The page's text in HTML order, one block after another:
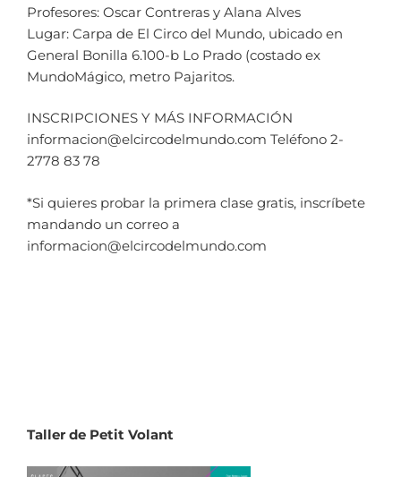
Profesores: Oscar Contreras y Alana Alves
Lugar: Carpa de El Circo del Mundo, ubicado en
General Bonilla 6.100-b Lo Prado (costado ex
MundoMágico, metro Pajaritos.
INSCRIPCIONES Y MÁS INFORMACIÓN
informacion@elcircodelmundo.com Teléfono 2-
2778 83 78
*Si quieres probar la primera clase gratis, inscríbete
mandando un correo a
informacion@elcircodelmundo.com
Taller de Petit Volant